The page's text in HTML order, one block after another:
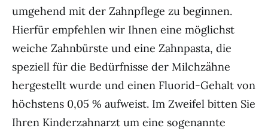
umgehend mit der Zahnpflege zu beginnen.
Hierfür empfehlen wir Ihnen eine möglichst
weiche Zahnbürste und eine Zahnpasta, die
speziell für die Bedürfnisse der Milchzähne
hergestellt wurde und einen Fluorid-Gehalt von
höchstens 0,05 % aufweist. Im Zweifel bitten Sie
Ihren Kinderzahnarzt um eine sogenannte